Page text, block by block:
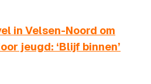
in Velsen-Noord om
jeugd: ‘Blijf binnen’